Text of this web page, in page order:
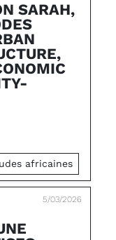
SARAH,
africaines
5/03/2026